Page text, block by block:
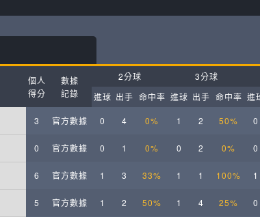
CBC中壢籃球聯盟
大港開打高雄籃球聯盟
Max中壢籃球聯盟
BTC籃球聯盟
個人
得分
數據
記錄
2分球 3分球
進球 出手 命中率 進球 出手 命中率 進
3 官方數據 0 4 0% 1 2 50% 0
0 官方數據 0 1 0% 0 2 0% 0
6 官方數據 1 3 33% 1 1 100% 1
5 官方數據 1 2 50% 1 4 25% 0